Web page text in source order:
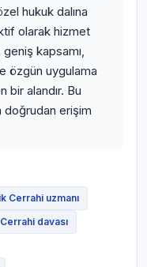
hukuk dalına
olarak hizmet
kapsamı,
özgün uygulama
bir alandır. Bu
doğrudan erişim
Cerrahi uzmanı
davası